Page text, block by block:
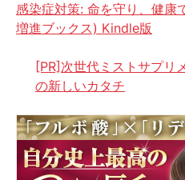
感染症対策: 命を守り、健康
増進ブックス) Kindle版
[PR]次世代ミストサプリ
の新しいカタチ